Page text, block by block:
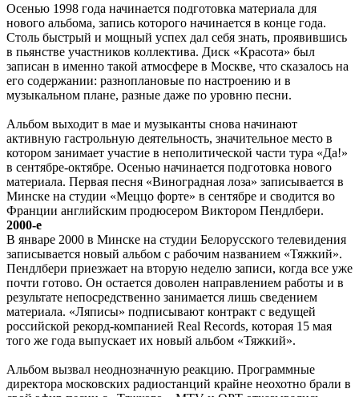
Осенью 1998 года начинается подготовка материала для
нового альбома, запись которого начинается в конце года.
Столь быстрый и мощный успех дал себя знать, проявившись
в пьянстве участников коллектива. Диск «Красота» был
записан в именно такой атмосфере в Москве, что сказалось на
его содержании: разноплановые по настроению и в
музыкальном плане, разные даже по уровню песни.
Альбом выходит в мае и музыканты снова начинают
активную гастрольную деятельность, значительное место в
котором занимает участие в неполитической части тура «Да!»
в сентябре-октябре. Осенью начинается подготовка нового
материала. Первая песня «Виноградная лоза» записывается в
Минске на студии «Меццо форте» в сентябре и сводится во
Франции английским продюсером Виктором Пендлбери.
2000-е
В январе 2000 в Минске на студии Белорусского телевидения
записывается новый альбом с рабочим названием «Тяжкий».
Пендлбери приезжает на вторую неделю записи, когда все уже
почти готово. Он остается доволен направлением работы и в
результате непосредственно занимается лишь сведением
материала. «Ляписы» подписывают контракт с ведущей
российской рекорд-компанией Real Records, которая 15 мая
того же года выпускает их новый альбом «Тяжкий».
Альбом вызвал неоднозначную реакцию. Программные
директора московских радиостанций крайне неохотно брали в